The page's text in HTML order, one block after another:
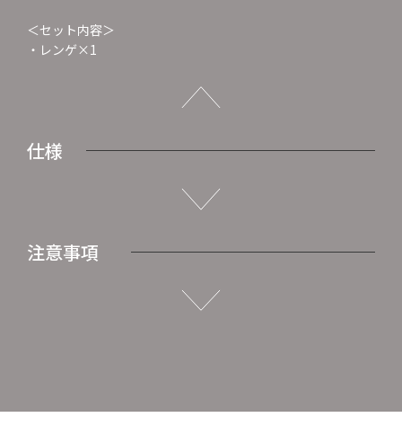
＜セット内容＞
・レンゲ×1
仕様
注意事項